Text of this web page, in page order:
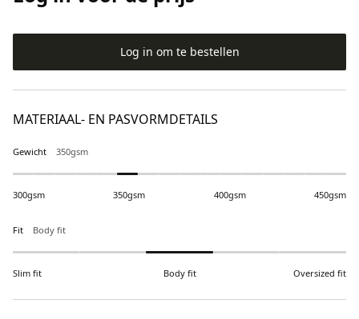
Log in om te bestellen
MATERIAAL- EN PASVORMDETAILS
Gewicht 350gsm
300gsm 350gsm 400gsm 450gsm
Fit Body fit
Slim fit Body fit Oversized fit